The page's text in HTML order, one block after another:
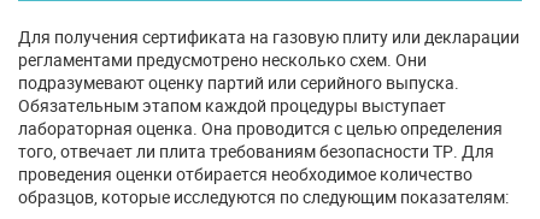
Для получения сертификата на газовую плиту или декларации
регламентами предусмотрено несколько схем. Они
подразумевают оценку партий или серийного выпуска.
Обязательным этапом каждой процедуры выступает
лабораторная оценка. Она проводится с целью определения
того, отвечает ли плита требованиям безопасности ТР. Для
проведения оценки отбирается необходимое количество
образцов, которые исследуются по следующим показателям: